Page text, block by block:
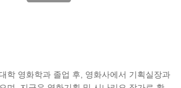
학 영화학과 졸업 후, 영화사에서 기획실장과